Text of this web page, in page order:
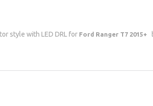
style with LED DRL for Ford Ranger T7 2015+